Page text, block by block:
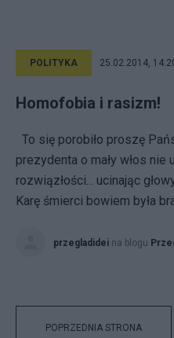
POLITYKA 25.02.2014,
Homofobia i rasizm!
To się porobiło proszę
prezydenta o mały włos nie
rozwiązłości... ucinając
Karę śmierci bowiem była
przegladidei na blogu
POPRZEDNIA STRONA